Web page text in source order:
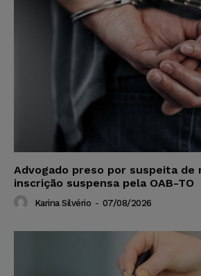
Advogado preso por suspeita de
inscrição suspensa pela OAB-TO
Karina Silvério - 07/08/2026